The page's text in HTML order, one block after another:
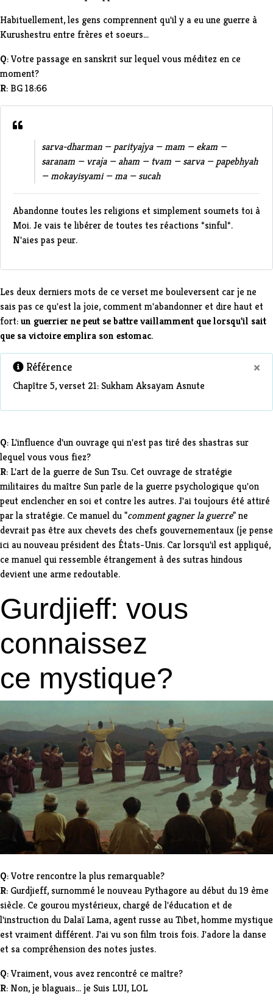
Habituellement, les gens comprennent qu'il y a eu une guerre à
Kurushestru entre frères et soeurs...
Q: Votre passage en sanskrit sur lequel vous méditez en ce
moment?
R: BG 18:66
sarva-dharman — parityajya — mam — ekam —
saranam — vraja — aham — tvam — sarva — papebhyah
— mokayisyami — ma — sucah
Abandonne toutes les religions et simplement soumets toi à
Moi. Je vais te libérer de toutes tes réactions *sinful*.
N'aies pas peur.
Les deux derniers mots de ce verset me bouleversent car je ne
sais pas ce qu'est la joie, comment m'abandonner et dire haut et
fort:un guerrier ne peut se battre vaillamment que lorsqu'il sait
que sa victoire emplira son estomac.
×
Référence
Chapître 5, verset 21: Sukham Aksayam Asnute
Q: L'influence d'un ouvrage qui n'est pas tiré des shastras sur
lequel vous vous fiez?
R: L'art de la guerre de Sun Tsu. Cet ouvrage de stratégie
militaires du maître Sun parle de la guerre psychologique qu'on
peut enclencher en soi et contre les autres. J'ai toujours été attiré
par la stratégie. Ce manuel du "comment gagner la guerre" ne
devrait pas être aux chevets des chefs gouvernementaux (je pense
ici au nouveau président des États-Unis. Car lorsqu'il est appliqué,
ce manuel qui ressemble étrangement à des sutras hindous
devient une arme redoutable.
Gurdjieff: vous
connaissez
ce mystique?
Q: Votre rencontre la plus remarquable?
R: Gurdjieff, surnommé le nouveau Pythagore au début du 19 ème
siècle. Ce gourou mystérieux, chargé de l'éducation et de
l'instruction du Dalaï Lama, agent russe au Tibet, homme mystique
est vraiment différent. J'ai vu son film trois fois. J'adore la danse
et sa compréhension des notes justes.
Q: Vraiment, vous avez rencontré ce maître?
R: Non, je blaguais... je Suis LUI, LOL